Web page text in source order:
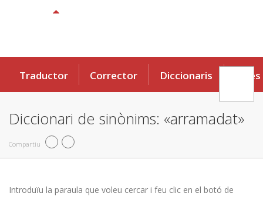
Traductor Corrector Diccionaris Eines
Diccionari de sinònims: «arramadat»
Compartiu
Introduïu la paraula que voleu cercar i feu clic en el botó de